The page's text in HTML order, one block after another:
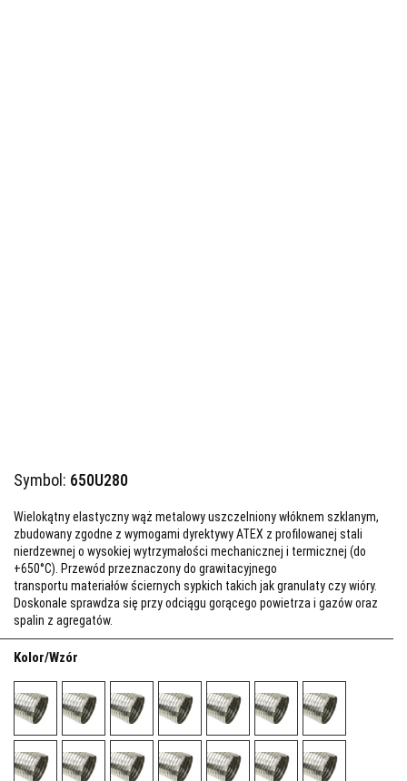
Symbol: 650U280
Wielokątny elastyczny wąż metalowy uszczelniony włóknem szklanym,
zbudowany zgodne z wymogami dyrektywy ATEX z profilowanej stali
nierdzewnej o wysokiej wytrzymałości mechanicznej i termicznej (do
+650°C). Przewód przeznaczony do grawitacyjnego
transportu materiałów ściernych sypkich takich jak granulaty czy wióry.
Doskonale sprawdza się przy odciągu gorącego powietrza i gazów oraz
spalin z agregatów.
Kolor/Wzór